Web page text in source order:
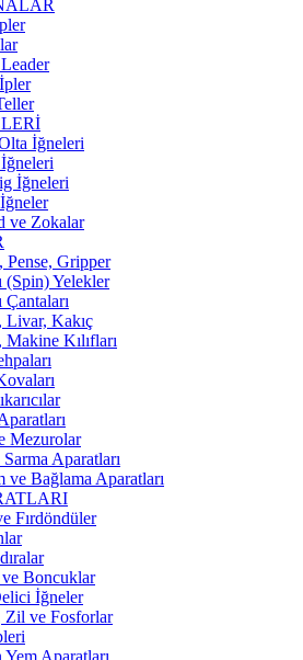
İğneleri
İğneleri
ve Zokalar
Pense, Gripper
(Spin) Yelekler
Çantaları
Livar, Kakıç
Makine Kılıfları
Mezurolar
Aparatları
ve Bağlama Aparatları
Fırdöndüler
ve Boncuklar
İğneler
Zil ve Fosforlar
Aparatları